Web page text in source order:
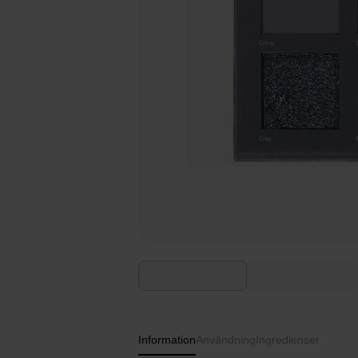
InformationAnvändning Ingredienser